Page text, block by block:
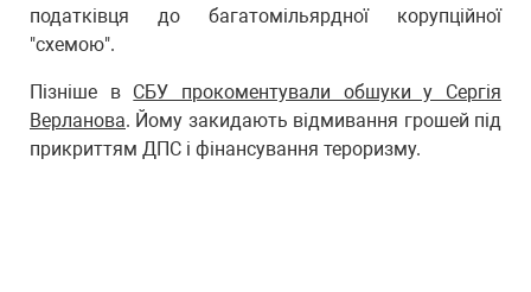
податківця до багатомільярдної корупційної
"схемою".
Пізніше в СБУ прокоментували обшуки у Сергія
Верланова. Йому закидають відмивання грошей під
прикриттям ДПС і фінансування тероризму.